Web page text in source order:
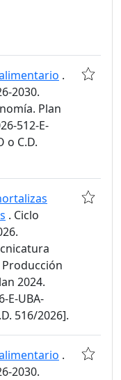
.
2030.
Plan
512-E-
o C.D.
. Ciclo
2024.
E-UBA-
516/2026].
.
2030.